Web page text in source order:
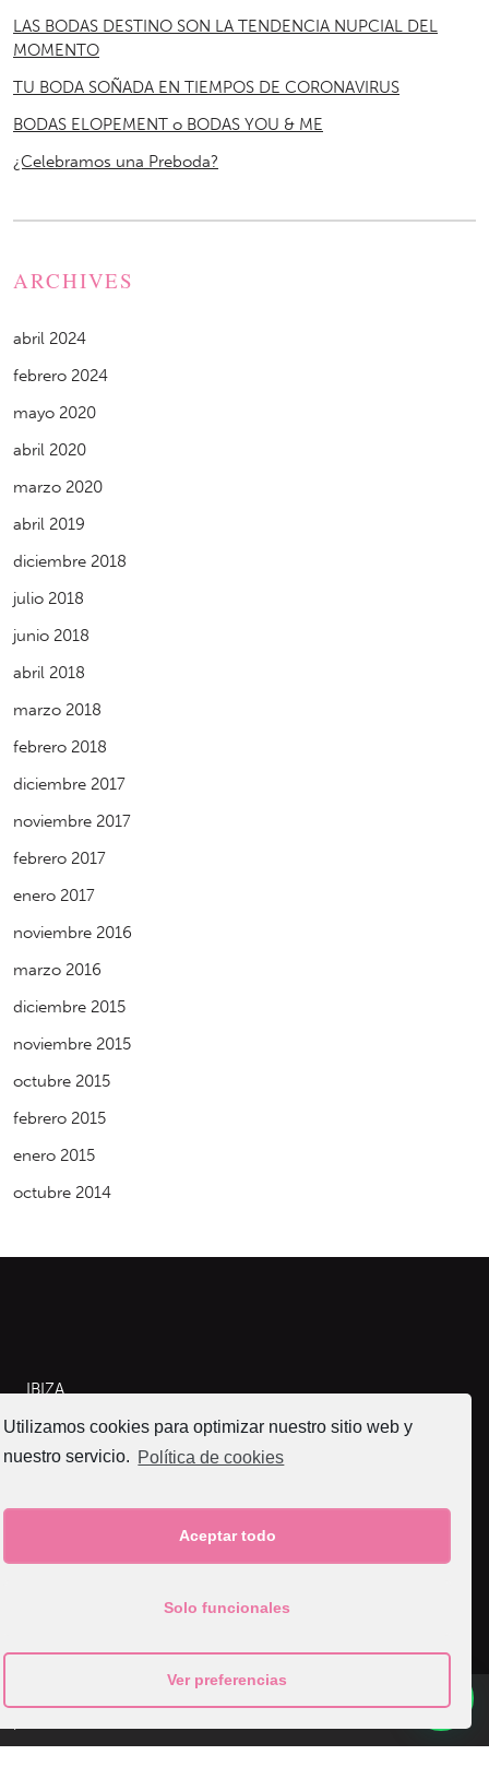
Utilizamos cookies para optimizar nuestro sitio web y
nuestro servicio. Política de cookies
Aceptar todo
Solo funcionales
Ver preferencias
LAS BODAS DESTINO SON LA TENDENCIA NUPCIAL DEL
MOMENTO
TU BODA SOÑADA EN TIEMPOS DE CORONAVIRUS
BODAS ELOPEMENT o BODAS YOU & ME
¿Celebramos una Preboda?
ARCHIVES
abril 2024
febrero 2024
mayo 2020
abril 2020
marzo 2020
abril 2019
diciembre 2018
julio 2018
junio 2018
abril 2018
marzo 2018
febrero 2018
diciembre 2017
noviembre 2017
febrero 2017
enero 2017
noviembre 2016
marzo 2016
diciembre 2015
noviembre 2015
octubre 2015
febrero 2015
enero 2015
octubre 2014
IBIZA
Tel. (+34) 659 713 113
info@olgaarce.com